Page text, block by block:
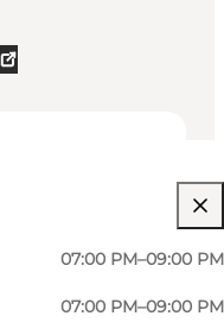
07:00 PM–09:00 PM
07:00 PM–09:00 PM